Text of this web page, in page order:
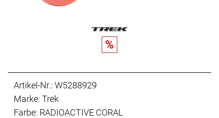
%
Artikel-Nr.: W5288929
Marke: Trek
Farbe: RADIOACTIVE CORAL